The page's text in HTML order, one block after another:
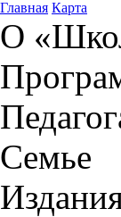
Главная Карта
О
Семье